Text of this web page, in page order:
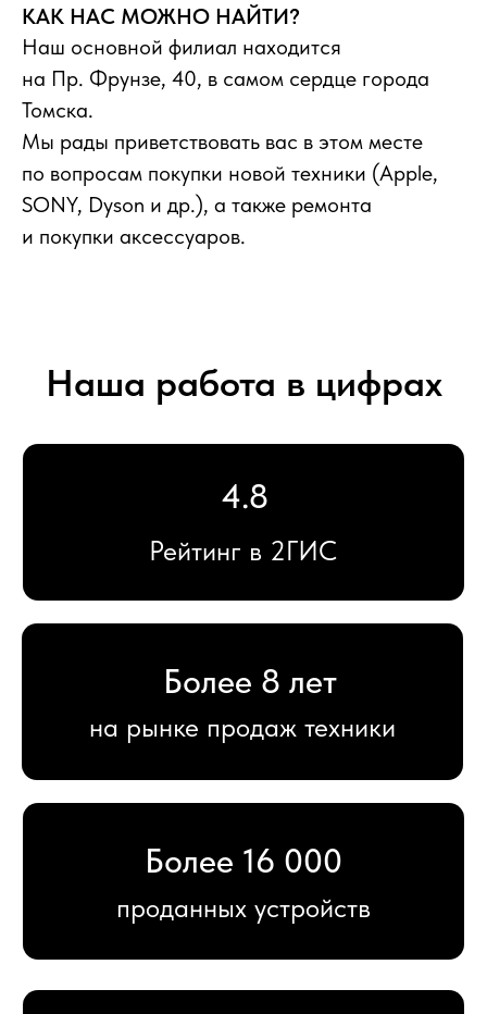
КАК НАС МОЖНО НАЙТИ?
Наш основной филиал находится
на Пр. Фрунзе, 40, в самом сердце города
Томска.
Мы рады приветствовать вас в этом месте
по вопросам покупки новой техники (Apple,
SONY, Dyson и др.), а также ремонта
и покупки аксессуаров.
отзывов на площадках
12 месяцев
гарантии на новые устройства
выбор аксессуаров
Более 16 000
проданных устройств
Более 8 лет
на рынке продаж техники